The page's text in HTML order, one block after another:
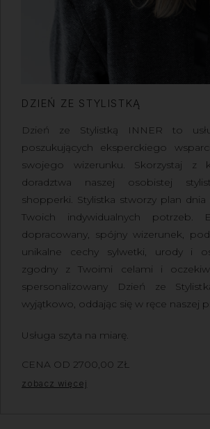
DZIEŃ ZE STYLISTKĄ
Dzień ze Stylistką INNER to
poszukujących eksperckiego
swojego wizerunku. Skorzystaj z
doradztwa naszej osobistej
shopperki. Stylistka stworzy plan
Twoich indywidualnych potrzeb.
dopracowany, spójny wizerunek,
unikalne cechy sylwetki, urody i
zgodny z Twoimi celami i
spersonalizowany Dzień ze
wyjątkowo, oddając się w ręce naszej
Usługa szyta na miarę.
CENA OD 2700,00 ZŁ
zobacz więcej